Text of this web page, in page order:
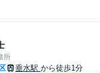
相続発
ル対応
応【オ
所
垂水駅 から徒歩1分